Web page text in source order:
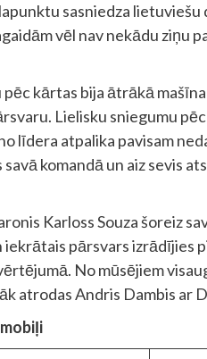
sasniedza
vēl nav nekādu ziņu
pēc kārtas bija ātrākā
Lielisku sniegumu
līdera atpalika pavisam
komandā un aiz sevis
Karloss Souza šoreiz
pārsvars izrādījies
No mūsējiem
atrodas Andris Dambis ar